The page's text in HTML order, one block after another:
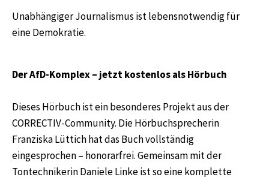
Unabhängiger Journalismus ist lebensnotwendig für
eine Demokratie.
Der AfD-Komplex – jetzt kostenlos als Hörbuch
Dieses Hörbuch ist ein besonderes Projekt aus der
CORRECTIV-Community. Die Hörbuchsprecherin
Franziska Lüttich hat das Buch vollständig
eingesprochen – honorarfrei. Gemeinsam mit der
Tontechnikerin Daniele Linke ist so eine komplette